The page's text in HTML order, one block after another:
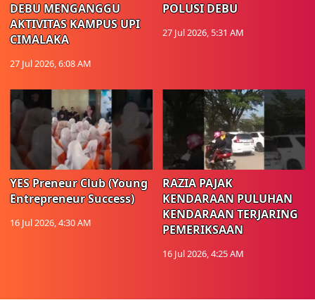
DEBU MENGANGGU
AKTIVITAS KAMPUS UPI
CIMALAKA
27 Jul 2026, 6:08 AM
POLUSI DEBU
27 Jul 2026, 5:31 AM
YES Preneur Club (Young
Entrepreneur Success)
16 Jul 2026, 4:30 AM
RAZIA PAJAK
KENDARAAN PULUHAN
KENDARAAN TERJARING
PEMERIKSAAN
16 Jul 2026, 4:25 AM